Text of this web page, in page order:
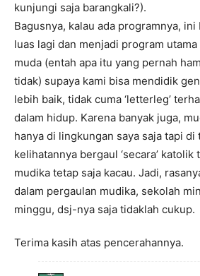
kunjungi saja barangkali?).
Bagusnya, kalau ada programnya,
luas lagi dan menjadi program
muda (entah apa itu yang pernah
tidak) supaya kami bisa mendidik
lebih baik, tidak cuma ‘letterleg’
dalam hidup. Karena banyak juga,
hanya di lingkungan saya saja tapi
kelihatannya bergaul ‘secara’
mudika tetap saja kacau. Jadi,
dalam pergaulan mudika, sekolah
minggu, dsj-nya saja tidaklah cukup.
Terima kasih atas pencerahannya.